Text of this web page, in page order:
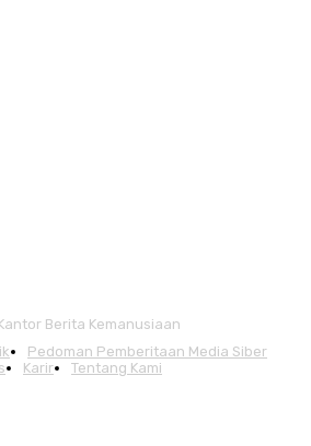
Berita Kemanusiaan
Pedoman Pemberitaan Media Siber
Karir Tentang Kami